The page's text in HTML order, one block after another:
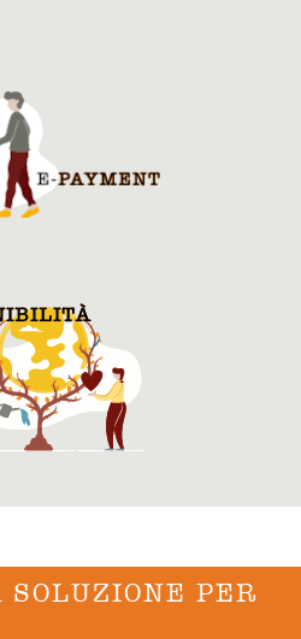
SOLUZIONE PER